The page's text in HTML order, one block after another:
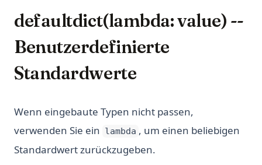
defaultdict(lambda: value) --
Benutzerdefinierte
Standardwerte
Wenn eingebaute Typen nicht passen,
verwenden Sie ein lambda , um einen beliebigen
Standardwert zurückzugeben.